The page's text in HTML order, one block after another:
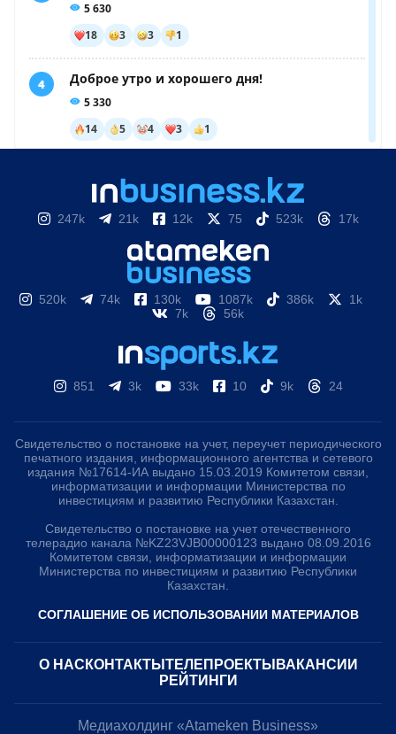
247k 21k 12k 75 523k 17k
520k 74k 130k 1087k 386k
1k
7k
56k
851 3k 33k 10 9k 24
Свидетельство о постановке на учет, переучет периодического
печатного издания, информационного агентства и сетевого
издания №17614-ИА выдано 15.03.2019 Комитетом связи,
информатизации и информации Министерства по
инвестициям и развитию Республики Казахстан.
Свидетельство о постановке на учет отечественного
телерадио канала №KZ23VJB00000123 выдано 08.09.2016
Комитетом связи, информатизации и информации
Министерства по инвестициям и развитию Республики
Казахстан.
СОГЛАШЕНИЕ ОБ ИСПОЛЬЗОВАНИИ МАТЕРИАЛОВ
О НАС КОНТАКТЫ ТЕЛЕПРОЕКТЫ ВАКАНСИИ
РЕЙТИНГИ
Медиахолдинг «Atameken Business»